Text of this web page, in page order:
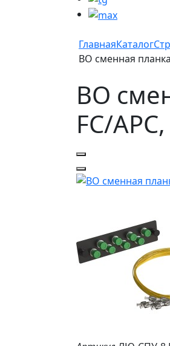
ГлавнаяКаталог
ВО сменная
ВО
FC/